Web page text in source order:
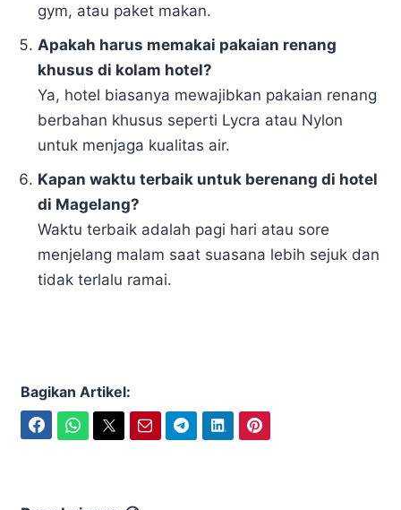
gym, atau paket makan.
Apakah harus memakai pakaian renang
khusus di kolam hotel?
Ya, hotel biasanya mewajibkan pakaian renang
berbahan khusus seperti Lycra atau Nylon
untuk menjaga kualitas air.
Kapan waktu terbaik untuk berenang di hotel
di Magelang?
Waktu terbaik adalah pagi hari atau sore
menjelang malam saat suasana lebih sejuk dan
tidak terlalu ramai.
Bagikan Artikel: